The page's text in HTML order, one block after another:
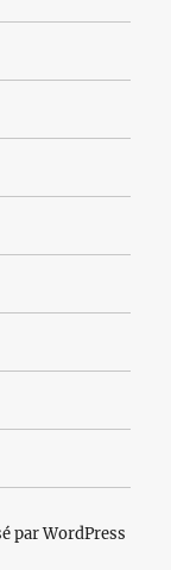
par WordPress